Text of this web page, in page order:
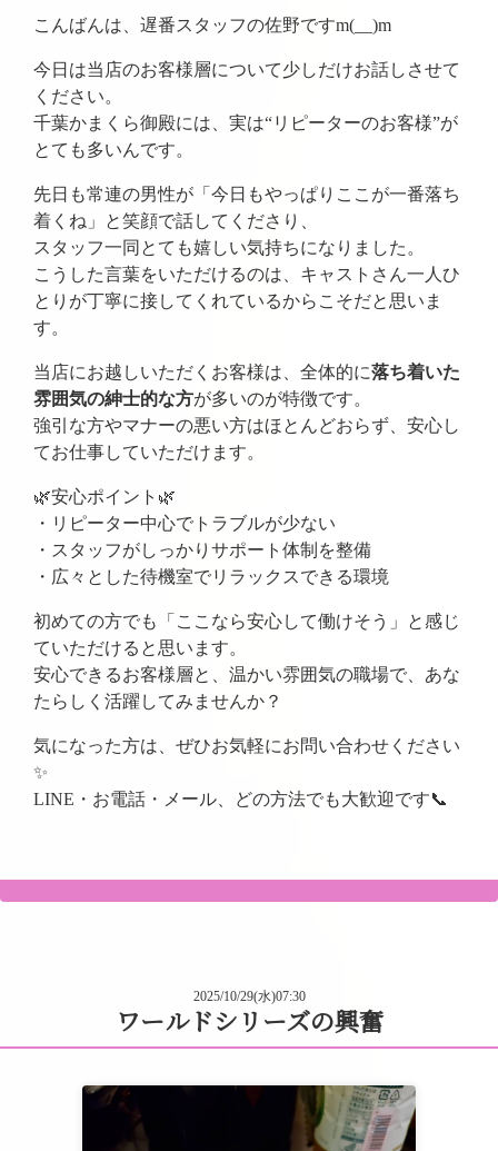
こんばんは、遅番スタッフの佐野ですm(__)m
今日は当店のお客様層について少しだけお話しさせて
ください。
千葉かまくら御殿には、実は“リピーターのお客様”が
とても多いんです。
先日も常連の男性が「今日もやっぱりここが一番落ち
着くね」と笑顔で話してくださり、
スタッフ一同とても嬉しい気持ちになりました。
こうした言葉をいただけるのは、キャストさん一人ひ
とりが丁寧に接してくれているからこそだと思いま
す。
当店にお越しいただくお客様は、全体的に落ち着いた
雰囲気の紳士的な方が多いのが特徴です。
強引な方やマナーの悪い方はほとんどおらず、安心し
てお仕事していただけます。
🌿安心ポイント🌿
・リピーター中心でトラブルが少ない
・スタッフがしっかりサポート体制を整備
・広々とした待機室でリラックスできる環境
初めての方でも「ここなら安心して働けそう」と感じ
ていただけると思います。
安心できるお客様層と、温かい雰囲気の職場で、あな
たらしく活躍してみませんか？
気になった方は、ぜひお気軽にお問い合わせください
✨
LINE・お電話・メール、どの方法でも大歓迎です📞
2025/10/29(水)07:30
ワールドシリーズの興奮